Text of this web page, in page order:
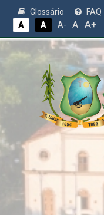
Glossário FAQ
A
A A- A A+